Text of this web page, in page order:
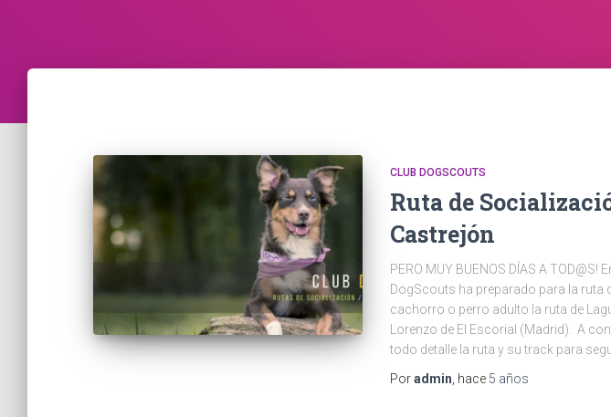
CLUB DOGSCOUTS
Ruta de
Castrejón
PERO MUY BUENOS DÍAS A TOD@S!
DogScouts ha preparado para la ruta
cachorro o perro adulto la ruta de
Lorenzo de El Escorial (Madrid). A
todo detalle la ruta y su track para
Poradmin , hace 5 años